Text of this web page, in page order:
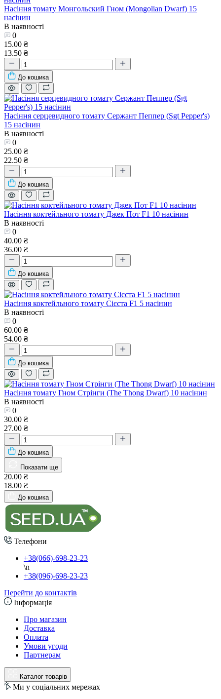
Насіння томату Монгольский Гном (Mongolian Dwarf) 15
насінин
В наявності
0
15.00 ₴
13.50 ₴
До кошика
Насіння серцевидного томату Сержант Пеппер (Sgt Pepper's)
15 насінин
В наявності
0
25.00 ₴
22.50 ₴
До кошика
Насіння коктейльного томату Джек Пот F1 10 насінин
В наявності
0
40.00 ₴
36.00 ₴
До кошика
Насіння коктейльного томату Сієста F1 5 насінин
В наявності
0
60.00 ₴
54.00 ₴
До кошика
Насіння томату Гном Стрінги (The Thong Dwarf) 10 насінин
В наявності
0
30.00 ₴
27.00 ₴
До кошика
Показати ще
20.00 ₴
18.00 ₴
До кошика
Телефони
+38(066)-698-23-23
\n
+38(096)-698-23-23
Перейти до контактів
Інформація
Про магазин
Доставка
Оплата
Умови угоди
Партнерам
Каталог товарів
Ми у соціальних мережах